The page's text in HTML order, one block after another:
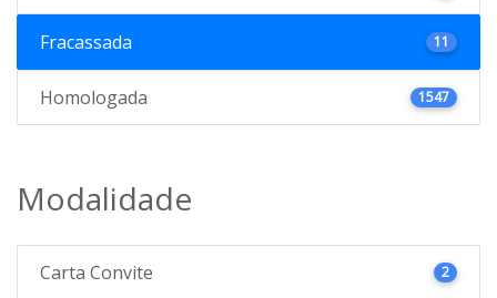
Fracassada 11
Homologada 1547
Modalidade
Carta Convite 2